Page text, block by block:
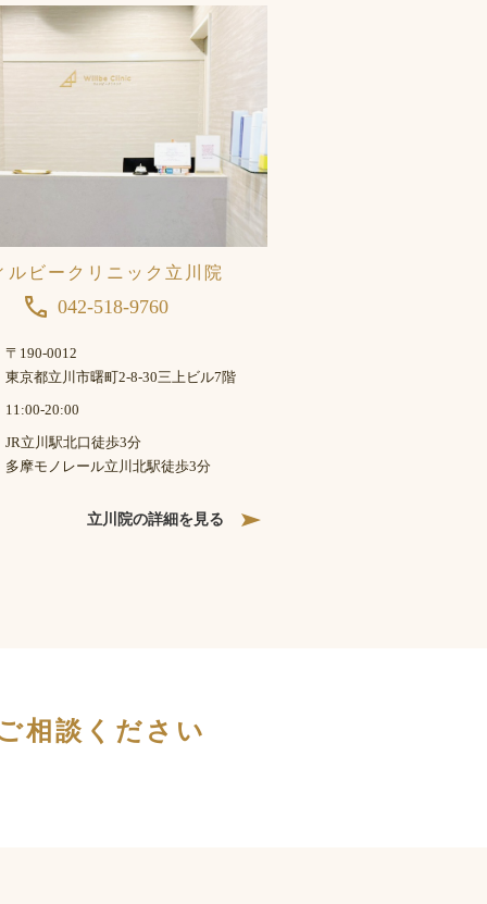
ルビークリニック立川院
042-518-9760
〒190-0012
東京都立川市曙町2-8-30三上ビル7階
11:00-20:00
JR立川駅北口徒歩3分
多摩モノレール立川北駅徒歩3分
立川院の詳細を見る
相談ください